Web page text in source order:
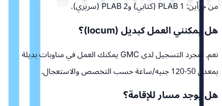
من جزأين: PLAB 1 (كتابي) وPLAB 2 (سريري).
هل يمكنني العمل كبديل (locum)؟
نعم. بمجرد التسجيل لدى GMC يمكنك العمل في مناوبات بديلة
بمعدل 50-120 جنيه/ساعة حسب التخصص والاستعجال.
هل يوجد مسار للإقامة؟